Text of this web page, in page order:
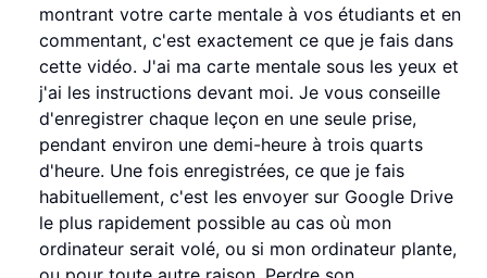
montrant votre carte mentale à vos étudiants et en
commentant, c'est exactement ce que je fais dans
cette vidéo. J'ai ma carte mentale sous les yeux et
j'ai les instructions devant moi. Je vous conseille
d'enregistrer chaque leçon en une seule prise,
pendant environ une demi-heure à trois quarts
d'heure. Une fois enregistrées, ce que je fais
habituellement, c'est les envoyer sur Google Drive
le plus rapidement possible au cas où mon
ordinateur serait volé, ou si mon ordinateur plante,